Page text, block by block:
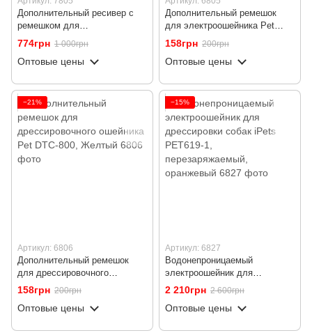
Дополнительный ресивер с
ремешком для
электроошейника Pet DTC-
800, на 433 мГц
774грн 1 000грн
Оптовые цены
Дополнительный ремешок
для электроошейника Pet
DTC-800, Черный
158грн 200грн
Оптовые цены
−21%
Артикул: 6806
Дополнительный ремешок
для дрессировочного
ошейника Pet DTC-800,
Желтый
158грн 200грн
Оптовые цены
−15%
Артикул: 6827
Водонепроницаемый
электроошейник для
дрессировки собак iPets
PET619-1, перезаряжаемый,
оранжевый
2 210грн 2 600грн
Оптовые цены